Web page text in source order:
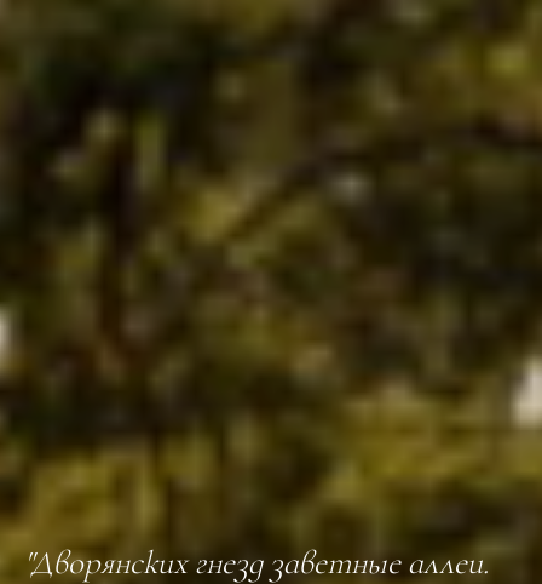
"Дворянских гнезд заветные аллеи.